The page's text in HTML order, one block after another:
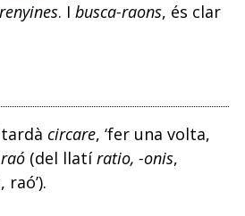
. I busca-raons, és clar
circare, ‘fer una volta,
raó(del llatíratio, -onis,